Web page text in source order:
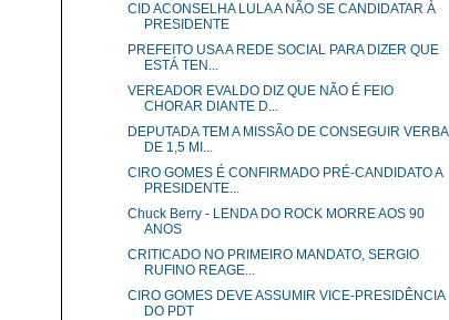
CID ACONSELHA LULA A NÃO SE CANDIDATAR À
PRESIDENTE
PREFEITO USA A REDE SOCIAL PARA DIZER QUE
ESTÁ TEN...
VEREADOR EVALDO DIZ QUE NÃO É FEIO
CHORAR DIANTE D...
DEPUTADA TEM A MISSÃO DE CONSEGUIR VERBA
DE 1,5 MI...
CIRO GOMES É CONFIRMADO PRÉ-CANDIDATO A
PRESIDENTE...
Chuck Berry - LENDA DO ROCK MORRE AOS 90
ANOS
CRITICADO NO PRIMEIRO MANDATO, SERGIO
RUFINO REAGE...
CIRO GOMES DEVE ASSUMIR VICE-PRESIDÊNCIA
DO PDT